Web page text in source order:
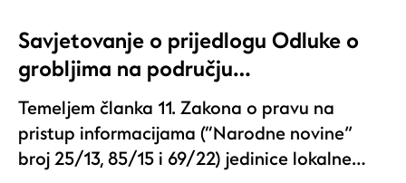
Savjetovanje o prijedlogu Odluke o
grobljima na području…
Temeljem članka 11. Zakona o pravu na
pristup informacijama (“Narodne novine”
broj 25/13, 85/15 i 69/22) jedinice lokalne…